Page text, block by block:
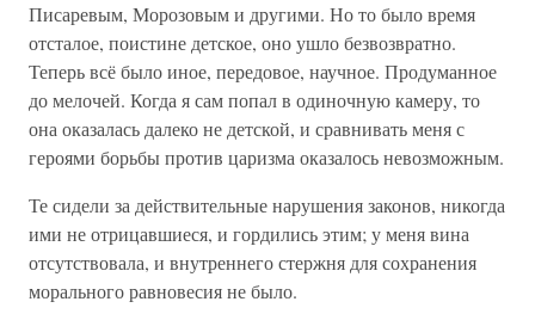
Писаревым, Морозовым и другими. Но то было время
отсталое, поистине детское, оно ушло безвозвратно.
Теперь всё было иное, передовое, научное. Продуманное
до мелочей. Когда я сам попал в одиночную камеру, то
она оказалась далеко не детской, и сравнивать меня с
героями борьбы против царизма оказалось невозможным.
Те сидели за действительные нарушения законов, никогда
ими не отрицавшиеся, и гордились этим; у меня вина
отсутствовала, и внутреннего стержня для сохранения
морального равновесия не было.